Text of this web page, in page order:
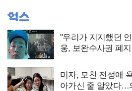
"우리가 지지했던
웅, 보완수사권 폐
미자, 모친 전성애
아가신 줄 알았다…